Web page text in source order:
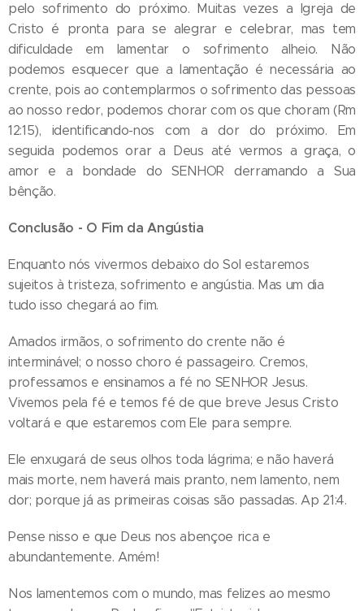
pelo sofrimento do próximo. Muitas vezes a Igreja de
Cristo é pronta para se alegrar e celebrar, mas tem
dificuldade em lamentar o sofrimento alheio. Não
podemos esquecer que a lamentação é necessária ao
crente, pois ao contemplarmos o sofrimento das pessoas
ao nosso redor, podemos chorar com os que choram (Rm
12:15), identificando-nos com a dor do próximo. Em
seguida podemos orar a Deus até vermos a graça, o
amor e a bondade do SENHOR derramando a Sua
bênção.
Conclusão - O Fim da Angústia
Enquanto nós vivermos debaixo do Sol estaremos
sujeitos à tristeza, sofrimento e angústia. Mas um dia
tudo isso chegará ao fim.
Amados irmãos, o sofrimento do crente não é
interminável; o nosso choro é passageiro. Cremos,
professamos e ensinamos a fé no SENHOR Jesus.
Vivemos pela fé e temos fé de que breve Jesus Cristo
voltará e que estaremos com Ele para sempre.
Ele enxugará de seus olhos toda lágrima; e não haverá
mais morte, nem haverá mais pranto, nem lamento, nem
dor; porque já as primeiras coisas são passadas. Ap 21:4.
Pense nisso e que Deus nos abençoe rica e
abundantemente. Amém!
Nos lamentemos com o mundo, mas felizes ao mesmo